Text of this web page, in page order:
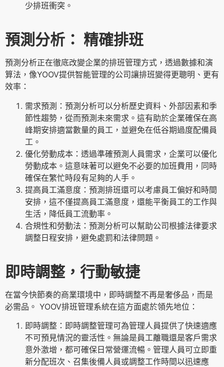
少排班衝突。
預測分析： 精確排班
預測分析正在徹底改變企業的排班管理方式，透過數據和演
算法，像YOOV提供智能管理的公司讓排班變得更聰明、更有
效率：
需求預測：預測分析可以分析歷史資料、外部因素和季
節性趨勢，從而預測未來需求。這有助於企業確保在高
峰期安排適當數量的員工，並避免在低谷期過度配備員
工。
優化勞動成本：透過準確預測人員需求，企業可以優化
勞動成本。這意味著可以避免不必要的加班費用，同時
確保在繁忙時段有足夠的人手。
提高員工滿意度：預測排班還可以考慮員工偏好和時間
安排，這不僅提高員工滿意度，還能平衡員工的工作與
生活，降低員工流動率。
合規性和勞動法：預測分析可以幫助公司根據法律要求
調整日程安排，避免處罰和法律問題。
即時調整，行動敏捷
在當今快節奏的商業環境中，即時調整不再是奢侈品，而是
必需品。 YOOV排班管理系統在這方面處於領先地位：
即時調整：即時調整管理可為管理人員提供了快速適應
不可預見情況的靈活性。無論是員工離職還是客戶需求
意外激增，都可確保日常營運流暢。管理人員可立即重
新分配班次、召集後備人員或調整工作時間以迅速應